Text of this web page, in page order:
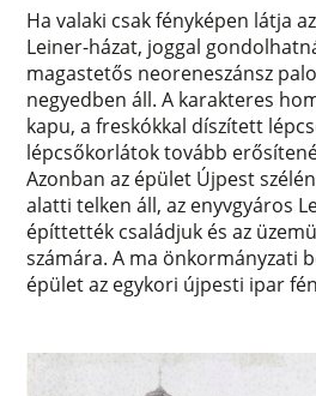
Ha valaki csak fényképen látja
Leiner-házat, joggal
magastetős neoreneszánsz
negyedben áll. A karakteres
kapu, a freskókkal díszített
lépcsőkorlátok tovább
Azonban az épület Újpest
alatti telken áll, az enyvgyáros
építtették családjuk és az
számára. A ma önkormányzati
épület az egykori újpesti ipar